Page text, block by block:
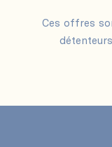
Ces offres